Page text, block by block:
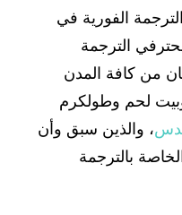
الفورية في
الترجمة
من كافة المدن
لحم وطولكرم
، والذين سبق وأن
بالترجمة